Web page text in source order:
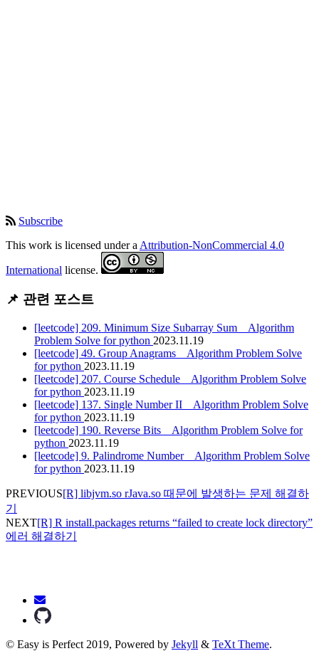
Subscribe
This work is licensed under a Attribution-NonCommercial 4.0
International license.
📌 관련 포스트
[leetcode] 209. Minimum Size Subarray Sum _ Algorithm
Problem Solve for python 2023.11.19
[leetcode] 49. Group Anagrams _ Algorithm Problem Solve
for python 2023.11.19
[leetcode] 207. Course Schedule _ Algorithm Problem Solve
for python 2023.11.19
[leetcode] 137. Single Number II _ Algorithm Problem Solve
for python 2023.11.19
[leetcode] 190. Reverse Bits _ Algorithm Problem Solve for
python 2023.11.19
[leetcode] 9. Palindrome Number _ Algorithm Problem Solve
for python 2023.11.19
PREVIOUS[R] libjvm.so rJava.so 때문에 발생하는 문제 해결하
기
NEXT[R] R install.packages returns “failed to create lock directory”
에러 해결하기
© Easy is Perfect 2019, Powered by Jekyll & TeXt Theme.